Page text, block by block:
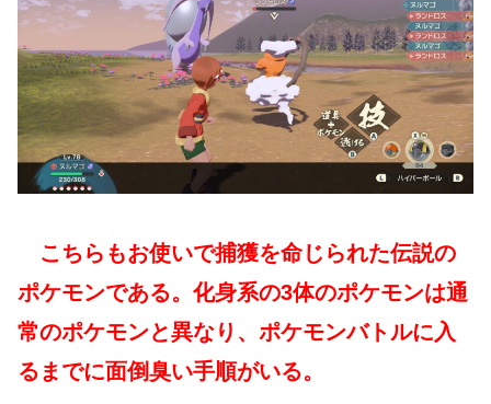
こちらもお使いで捕獲を命じられた伝説の
ポケモンである。化身系の3体のポケモンは通
常のポケモンと異なり、ポケモンバトルに入
るまでに面倒臭い手順がいる。